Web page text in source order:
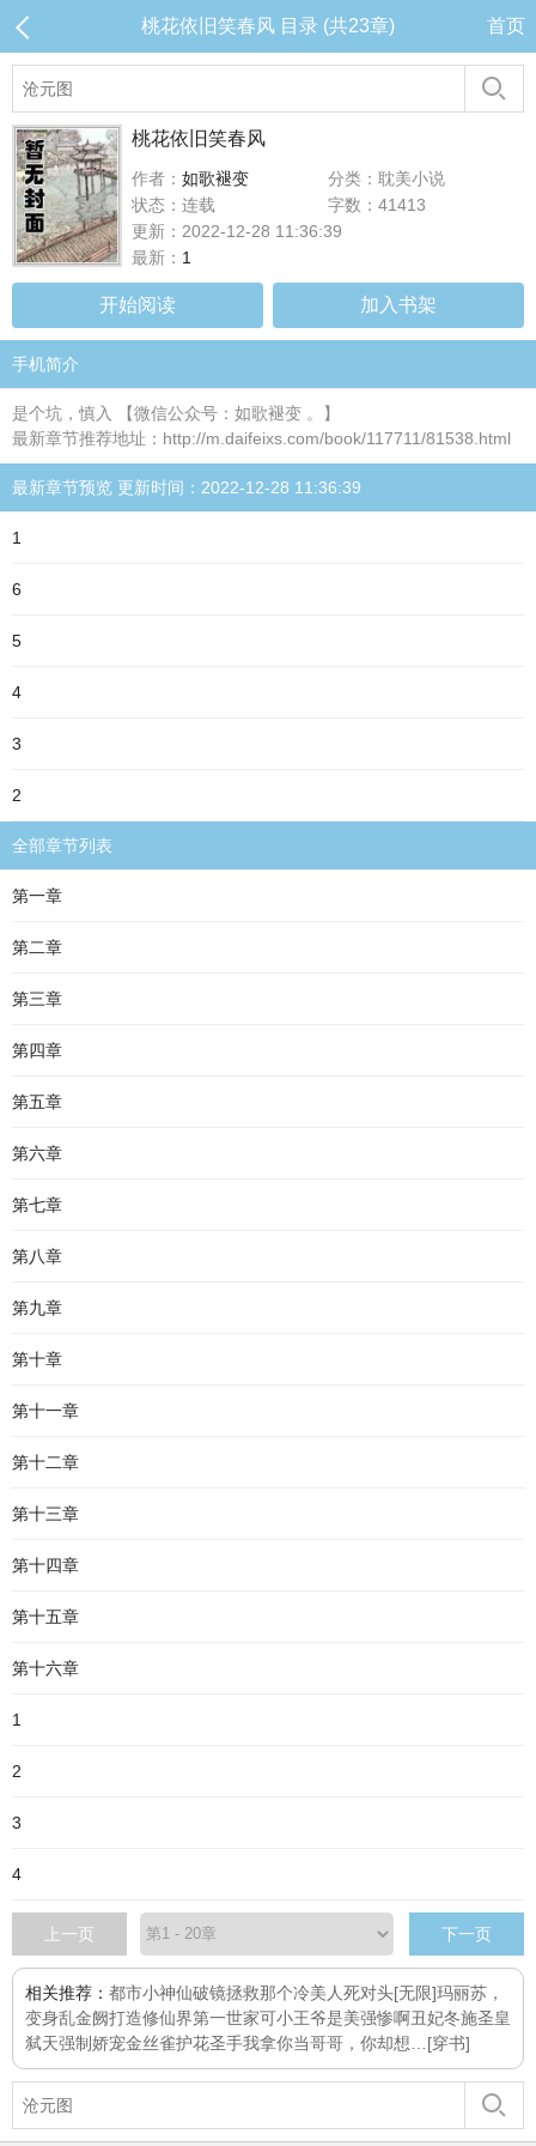
桃花依旧笑春风 目录 (共23章) 首页
桃花依旧笑春风
作者： 如歌褪变
分类：耽美小说
状态：连载
字数：41413
更新：2022-12-28 11:36:39
最新： 1
开始阅读 加入书架
手机简介
是个坑，慎入 【微信公众号：如歌褪变 。】
最新章节推荐地址：http://m.daifeixs.com/book/117711/81538.html
最新章节预览 更新时间：2022-12-28 11:36:39
1
6
5
4
3
2
全部章节列表
第一章
第二章
第三章
第四章
第五章
第六章
第七章
第八章
第九章
第十章
第十一章
第十二章
第十三章
第十四章
第十五章
第十六章
1
2
3
4
上一页 下一页
相关推荐： 都市小神仙破镜拯救那个冷美人死对头[无限]玛丽苏，
变身乱金阙打造修仙界第一世家可小王爷是美强惨啊丑妃冬施圣皇
弑天强制娇宠金丝雀护花圣手我拿你当哥哥，你却想…[穿书]